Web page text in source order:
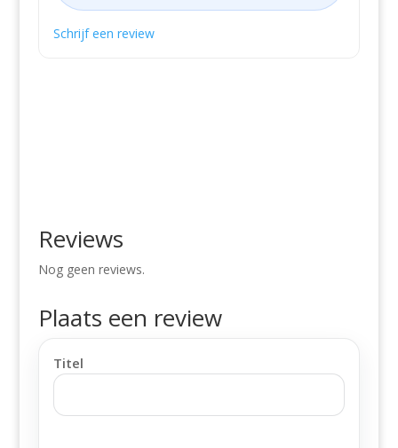
Schrijf een review
Reviews
Nog geen reviews.
Plaats een review
Titel